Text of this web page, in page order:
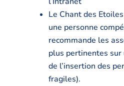
Le Chant des
une personne
recommande les
plus pertinentes
de l’insertion des
fragiles).